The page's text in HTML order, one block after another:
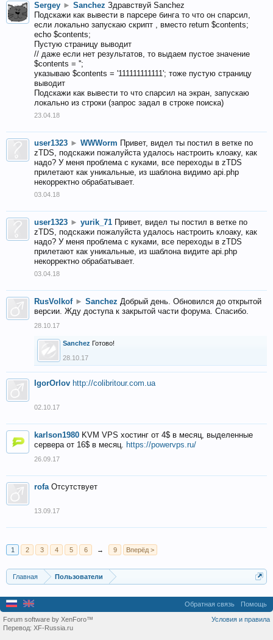
Sergey ► Sanchez Здравствуй Sanchez
Подскажи как вывести в парсере бинга то что он спарсил,
если локально запускаю скрипт , вместо return $contents;
echo $contents;
Пустую страницу выводит
// даже если нет результатов, то выдаем пустое значение
$contents = '';
указываю $contents = '111111111111'; тоже пустую страницу
выводит
Подскажи как вывести то что спарсил на экран, запускаю
локально из строки (запрос задал в строке поиска)
23.04.18
user1323 ► WWWorm Привет, видел ты постил в ветке по
zTDS, подскажи пожалуйста удалось настроить клоаку, как
надо? У меня проблема с куками, все переходы в zTDS
прилетают как уникальные, из шаблона видимо api.php
некорректно обрабатывает.
03.04.18
user1323 ► yurik_71 Привет, видел ты постил в ветке по
zTDS, подскажи пожалуйста удалось настроить клоаку, как
надо? У меня проблема с куками, все переходы в zTDS
прилетают как уникальные, из шаблона видите api.php
некорректно обрабатывает.
03.04.18
RusVolkof ► Sanchez Добрый день. Обновился до открытой
версии. Жду доступа к закрытой части форума. Спасибо.
28.10.17
Sanchez Готово!
28.10.17
IgorOrlov http://colibritour.com.ua
02.10.17
karlson1980 KVM VPS хостинг от 4$ в месяц, выделенные
сервера от 16$ в месяц. https://powervps.ru/
26.09.17
rofa Отсутствует
13.09.17
1 2 3 4 5 6 → 9 Вперёд >
Главная Пользователи
Обратная связь Помощь
Условия и правила
Forum software by XenForo™
Перевод: XF-Russia.ru